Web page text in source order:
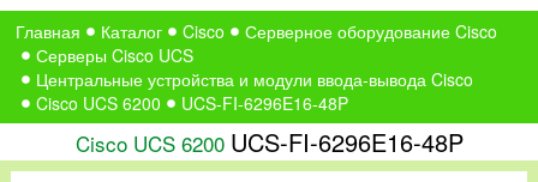
Главная Каталог Cisco
Серверное оборудование Cisco
Серверы Cisco UCS
Центральные устройства и модули ввода-вывода Cisco
Cisco UCS 6200
UCS-FI-6296E16-48P
Cisco UCS 6200 UCS-FI-6296E16-48P